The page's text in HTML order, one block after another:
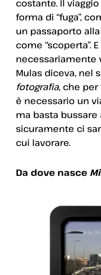
costante. Il
forma di “fuga”,
un passaporto
come “scoperta”.
necessariamente
Mulas diceva, nel
fotografia, che
è necessario un
ma basta bussare
sicuramente ci
cui lavorare.
Da dove nasce